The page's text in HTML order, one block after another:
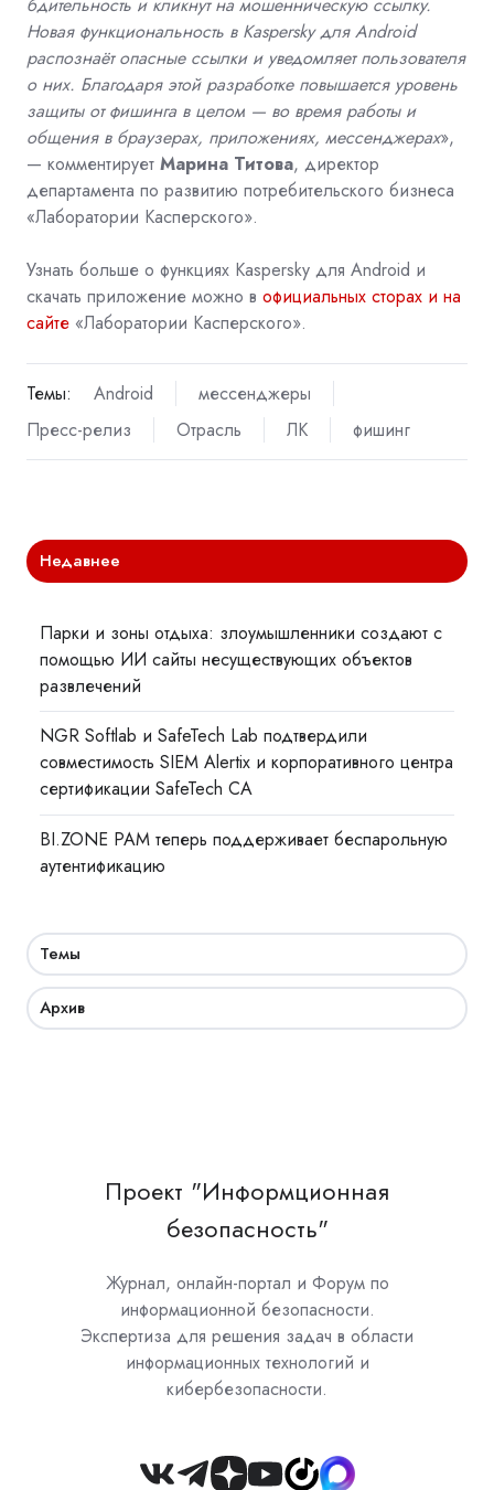
Новая функциональность в Kaspersky для Android
распознаёт опасные ссылки и уведомляет пользователя
о них. Благодаря этой разработке повышается уровень
защиты от фишинга в целом — во время работы и
общения в браузерах, приложениях, мессенджерах»,
— комментирует Марина Титова, директор
департамента по развитию потребительского бизнеса
«Лаборатории Касперского».
Узнать больше о функциях Kaspersky для Android и
скачать приложение можно в официальных сторах и на
сайте «Лаборатории Касперского».
Темы: Android
мессенджеры
Пресс-релиз
Отрасль ЛК фишинг
Недавнее
Парки и зоны отдыха: злоумышленники создают с
помощью ИИ сайты несуществующих объектов
развлечений
NGR Softlab и SafeTech Lab подтвердили
совместимость SIEM Alertix и корпоративного центра
сертификации SafeTech CA
BI.ZONE PAM теперь поддерживает беспарольную
аутентификацию
Темы
Архив
Проект "Информционная
безопасность"
Журнал, онлайн-портал и Форум по
информационной безопасности.
Экспертиза для решения задач в области
информационных технологий и
кибербезопасности.